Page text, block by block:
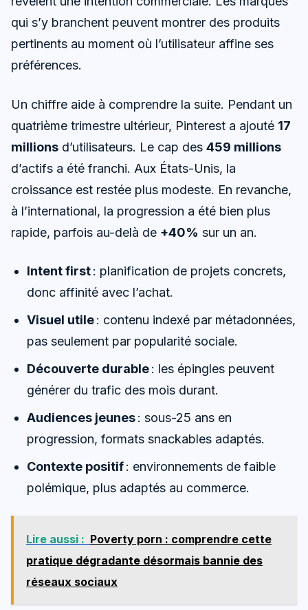
qui s’y branchent peuvent montrer des produits
pertinents au moment où l’utilisateur affine ses
préférences.
Un chiffre aide à comprendre la suite. Pendant un
quatrième trimestre ultérieur, Pinterest a ajouté 17
millions d’utilisateurs. Le cap des 459 millions
d’actifs a été franchi. Aux États-Unis, la
croissance est restée plus modeste. En revanche,
à l’international, la progression a été bien plus
rapide, parfois au-delà de +40% sur un an.
Intent first: planification de projets concrets,
donc affinité avec l’achat.
Visuel utile: contenu indexé par métadonnées,
pas seulement par popularité sociale.
Découverte durable: les épingles peuvent
générer du trafic des mois durant.
Audiences jeunes: sous-25 ans en
progression, formats snackables adaptés.
Contexte positif: environnements de faible
polémique, plus adaptés au commerce.
Lire aussi : Poverty porn : comprendre cette
pratique dégradante désormais bannie des
réseaux sociaux